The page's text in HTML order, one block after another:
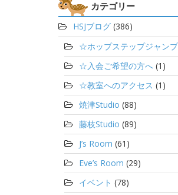
カテゴリー
HSJブログ (386)
☆ホップステップジャンプ
☆入会ご希望の方へ (1)
☆教室へのアクセス (1)
焼津Studio (88)
藤枝Studio (89)
J’s Room (61)
Eve’s Room (29)
イベント (78)